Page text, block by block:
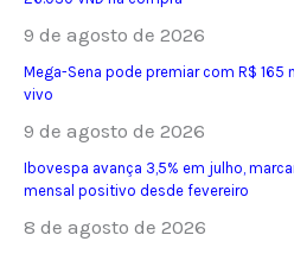
9 de agosto de 2026
Mega-Sena pode premiar com R$ 165
vivo
9 de agosto de 2026
Ibovespa avança 3,5% em julho,
mensal positivo desde fevereiro
8 de agosto de 2026